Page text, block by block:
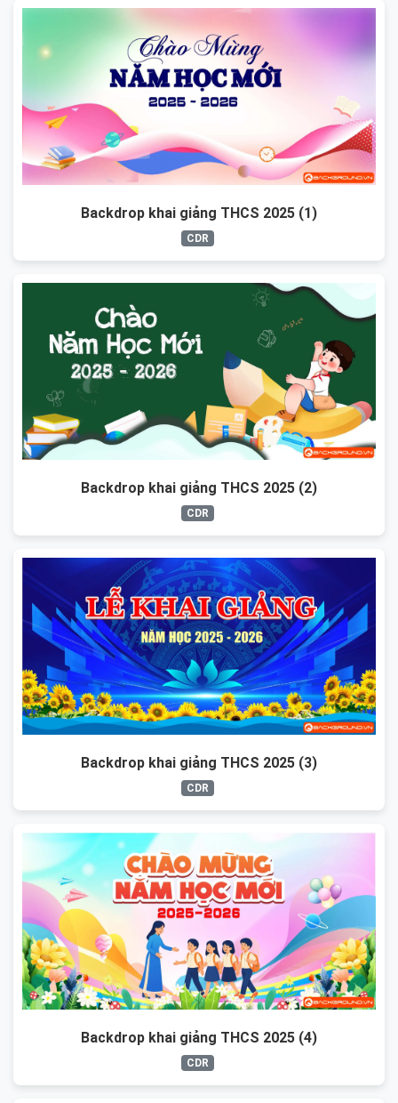
Backdrop khai giảng THCS 2025 (1)
CDR
Backdrop khai giảng THCS 2025 (2)
CDR
Backdrop khai giảng THCS 2025 (3)
CDR
Backdrop khai giảng THCS 2025 (4)
CDR